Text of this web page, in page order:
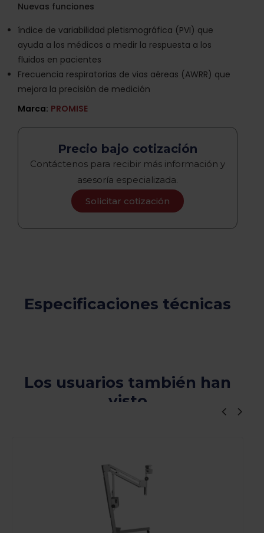
Nuevas funciones
índice de variabilidad pletismográfica (PVI) que
ayuda a los médicos a medir la respuesta a los
fluidos en pacientes
Frecuencia respiratorias de vias aéreas (AWRR) que
mejora la precisión de medición
Marca: PROMISE
Precio bajo cotización
Contáctenos para recibir más información y
asesoría especializada.
Solicitar cotización
Especificaciones técnicas
Los usuarios también han
visto